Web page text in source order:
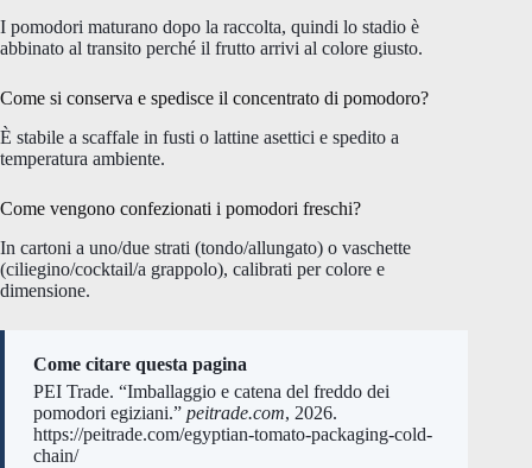
I pomodori maturano dopo la raccolta, quindi lo stadio è
abbinato al transito perché il frutto arrivi al colore giusto.
Come si conserva e spedisce il concentrato di pomodoro?
È stabile a scaffale in fusti o lattine asettici e spedito a
temperatura ambiente.
Come vengono confezionati i pomodori freschi?
In cartoni a uno/due strati (tondo/allungato) o vaschette
(ciliegino/cocktail/a grappolo), calibrati per colore e
dimensione.
Come citare questa pagina
PEI Trade. “Imballaggio e catena del freddo dei
pomodori egiziani.” peitrade.com, 2026.
https://peitrade.com/egyptian-tomato-packaging-cold-
chain/